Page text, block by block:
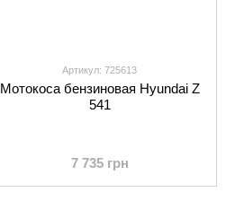
Артикул: 725613
Мотокоса бензиновая Hyundai Z
541
7 735 грн